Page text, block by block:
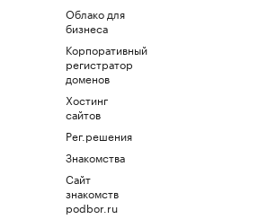
Облако для
бизнеса
Корпоративный
регистратор
доменов
Хостинг
сайтов
Рег.решения
Знакомства
Сайт
знакомств
podbor.ru